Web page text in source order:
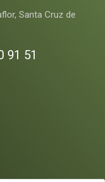
Santa Cruz de
91 51